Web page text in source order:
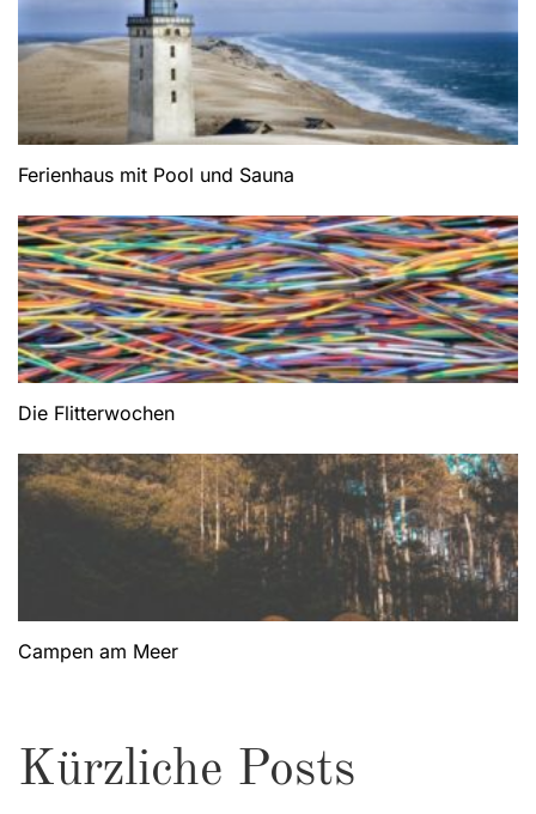
Ferienhaus mit Pool und Sauna
Die Flitterwochen
Campen am Meer
Kürzliche Posts